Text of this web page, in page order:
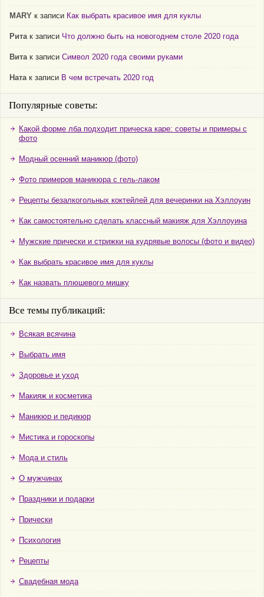
MARY к записи Как выбрать красивое имя для куклы
Ритак записи Что должно быть на новогоднем столе 2020 года
Витак записи Символ 2020 года своими руками
Натак записи В чем встречать 2020 год
Популярные советы:
Какой форме лба подходит прическа каре: советы и примеры с
фото
Модный осенний маникюр (фото)
Фото примеров маникюра с гель-лаком
Рецепты безалкогольных коктейлей для вечеринки на Хэллоуин
Как самостоятельно сделать классный макияж для Хэллоуина
Мужские прически и стрижки на кудрявые волосы (фото и видео)
Как выбрать красивое имя для куклы
Как назвать плюшевого мишку
Все темы публикаций:
Всякая всячина
Выбрать имя
Здоровье и уход
Макияж и косметика
Маникюр и педикюр
Мистика и гороскопы
Мода и стиль
О мужчинах
Праздники и подарки
Прически
Психология
Рецепты
Свадебная мода